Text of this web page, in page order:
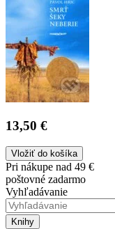
13,50 €
Vložiť do košíka
Pri nákupe nad 49 €
poštovné zadarmo
Vyhľadávanie
Knihy